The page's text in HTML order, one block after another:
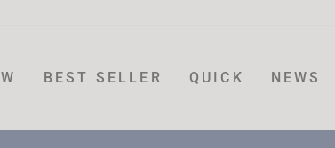
BEST SELLER QUICK NEWS